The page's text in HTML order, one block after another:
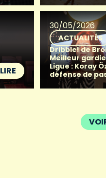
LIRE
30/05/2026
ACTUALITÉS
Dribble! de
Meilleur
Ligue : Koray
défense de